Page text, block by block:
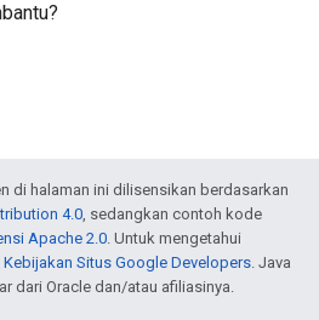
di halaman ini dilisensikan berdasarkan
4.0, sedangkan contoh kode
Apache 2.0. Untuk mengetahui
Kebijakan Situs Google Developers. Java
dari Oracle dan/atau afiliasinya.